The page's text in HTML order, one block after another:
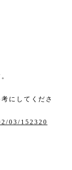
にしてくださ
03/152320